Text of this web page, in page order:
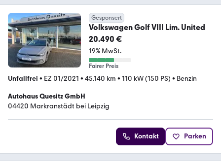
Gesponsert
Volkswagen Golf VIII Lim. United
20.490 €
19% MwSt.
Fairer Preis
Unfallfrei • EZ 01/2021 • 45.140 km • 110 kW (150 PS) • Benzin
Autohaus Quesitz GmbH
04420 Markranstädt bei Leipzig
Kontakt Parken